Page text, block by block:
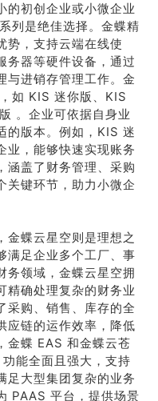
的初创企业或小微企业
列是绝佳选择。金蝶精
势，支持云端在线使
务器等硬件设备，通过
与进销存管理工作。金
如 KIS 迷你版、KIS
。企业可依据自身业
的版本。例如，KIS 迷
业，能够快速实现账务
涵盖了财务管理、采购
关键环节，助力小微企
金蝶云星空则是理想之
满足企业多个工厂、事
务领域，金蝶云星空拥
精确处理复杂的财务业
采购、销售、库存的全
应链的运作效率，降低
金蝶 EAS 和金蝶云苍
能全面且强大，支持
足大型集团复杂的业务
PAAS 平台，提供场景